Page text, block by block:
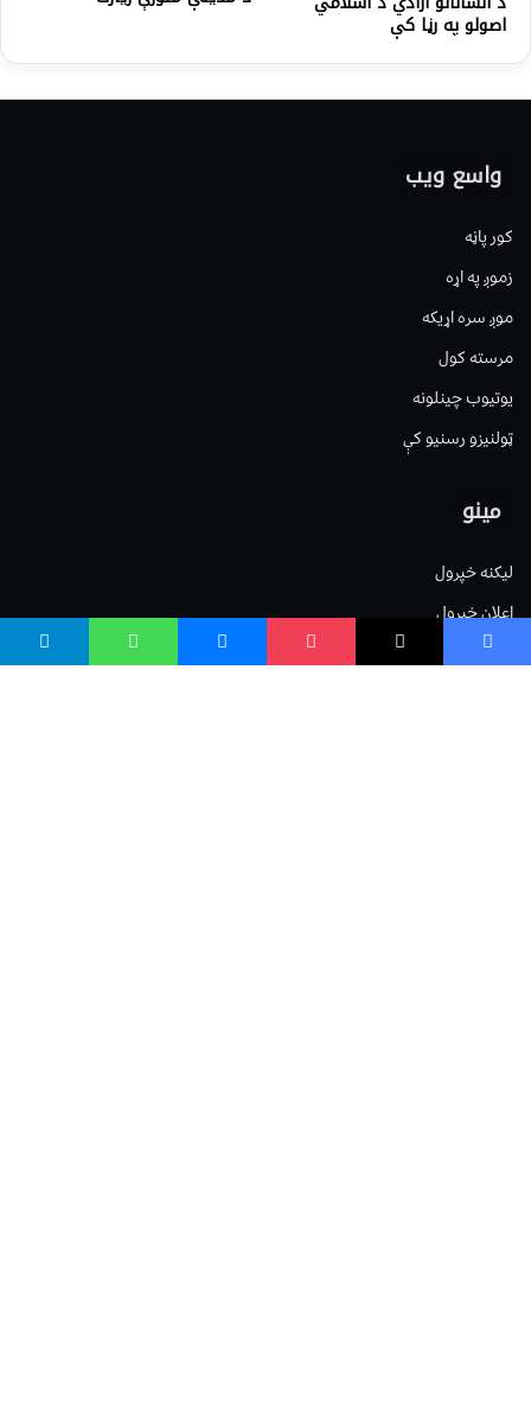
اصولو په رڼا کې
واسع ویب
کور پاڼه
زموږ په اړه
موږ سره اړیکه
مرسته کول
یوتیوب چینلونه
ټولنیزو رسنیو کې
مینو
لیکنه خپرول
اعلان خپرول
لیکنې رپوټ